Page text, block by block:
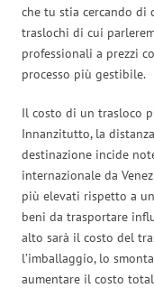
che tu stia cercando di
traslochi di cui
professionali a prezzi
processo più gestibile.
Il costo di un trasloco
Innanzitutto, la
destinazione incide
internazionale da
più elevati rispetto a
beni da trasportare
alto sarà il costo del
l’imballaggio, lo
aumentare il costo